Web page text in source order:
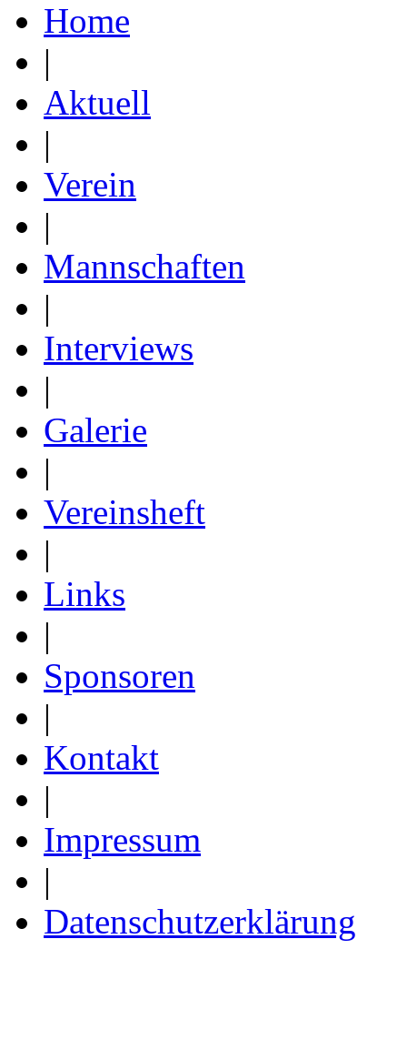
Home
|
Aktuell
|
Verein
|
Mannschaften
|
Interviews
|
Galerie
|
Vereinsheft
|
Links
|
Sponsoren
|
Kontakt
|
Impressum
|
Datenschutzerklärung